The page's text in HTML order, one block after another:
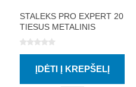
STALEKS PRO EXPERT 20
TIESUS METALINIS
PAGRINDAS NAGŲ DILDEI